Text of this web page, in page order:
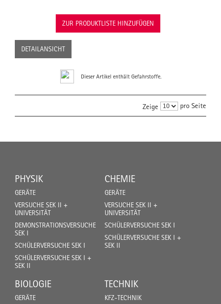
ZUR PRODUKTLISTE HINZUFÜGEN
DETAILANSICHT
Dieser Artikel enthält Gefahrstoffe.
Zeige pro Seite
PHYSIK
GERÄTE
VERSUCHE SEK II +
UNIVERSITÄT
DEMONSTRATIONSVERSUCHE
SEK I
SCHÜLERVERSUCHE SEK I
SCHÜLERVERSUCHE SEK I +
SEK II
CHEMIE
GERÄTE
VERSUCHE SEK II +
UNIVERSITÄT
SCHÜLERVERSUCHE SEK I
SCHÜLERVERSUCHE SEK I +
SEK II
BIOLOGIE
GERÄTE
TECHNIK
KFZ-TECHNIK